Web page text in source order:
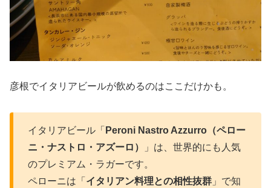
彦根でイタリアビールが飲めるのはここだけかも。
イタリアビール「 Peroni Nastro Azzurro（ペロー
ニ・ナストロ・アズーロ）
」は、世界的にも人気
のプレミアム・ラガーです。
ペローニは「 イタリアン料理との相性抜群 」で知